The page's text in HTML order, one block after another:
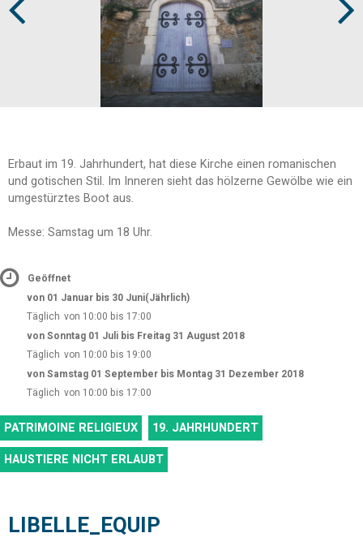
Erbaut im 19. Jahrhundert, hat diese Kirche einen romanischen
und gotischen Stil. Im Inneren sieht das hölzerne Gewölbe wie ein
umgestürztes Boot aus.
Messe: Samstag um 18 Uhr.
Geöffnet
von 01 Januar bis 30 Juni(Jährlich)
Täglich von 10:00 bis 17:00
von Sonntag 01 Juli bis Freitag 31 August 2018
Täglich von 10:00 bis 19:00
von Samstag 01 September bis Montag 31 Dezember 2018
Täglich von 10:00 bis 17:00
PATRIMOINE RELIGIEUX
19. JAHRHUNDERT
HAUSTIERE NICHT ERLAUBT
LIBELLE_EQUIP